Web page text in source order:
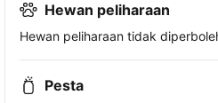
Hewan peliharaan
Hewan peliharaan tidak
Pesta